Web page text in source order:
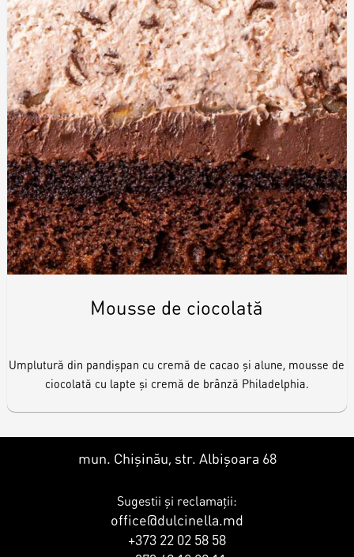
Mousse de ciocolată
Umplutură din pandișpan cu cremă de cacao și alune, mousse de
ciocolată cu lapte și cremă de brânză Philadelphia.
mun. Chișinău, str. Albișoara 68
Sugestii și reclamații:
office@dulcinella.md
+373 22 02 58 58